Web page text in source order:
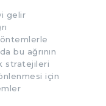
gelir
bu ağrının
stratejileri
için